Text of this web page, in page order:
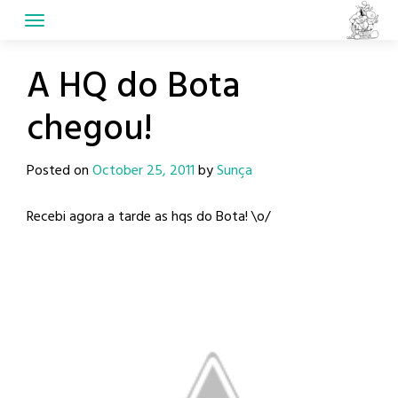
A HQ do Bota
chegou!
Posted onOctober 25, 2011bySunça
Recebi agora a tarde as hqs do Bota! \o/